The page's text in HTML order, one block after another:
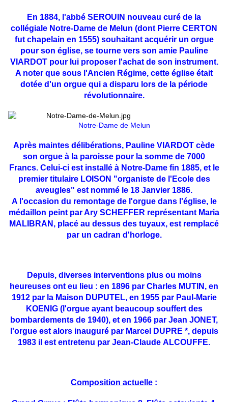
En 1884, l'abbé SEROUIN nouveau curé de la
collégiale Notre-Dame de Melun (dont Pierre CERTON
fut chapelain en 1555) souhaitant acquérir un orgue
pour son église, se tourne vers son amie Pauline
VIARDOT pour lui proposer l'achat de son instrument.
A noter que sous l'Ancien Régime, cette église était
dotée d'un orgue qui a disparu lors de la période
révolutionnaire.
Notre-Dame de Melun
Après maintes délibérations, Pauline VIARDOT cède
son orgue à la paroisse pour la somme de 7000
Francs. Celui-ci est installé à Notre-Dame fin 1885, et le
premier titulaire LOISON "organiste de l'Ecole des
aveugles" est nommé le 18 Janvier 1886.
A l'occasion du remontage de l'orgue dans l'église, le
médaillon peint par Ary SCHEFFER représentant Maria
MALIBRAN, placé au dessus des tuyaux, est remplacé
par un cadran d'horloge.
Depuis, diverses interventions plus ou moins
heureuses ont eu lieu : en 1896 par Charles MUTIN, en
1912 par la Maison DUPUTEL, en 1955 par Paul-Marie
KOENIG (l'orgue ayant beaucoup souffert des
bombardements de 1940), et en 1966 par Jean JONET,
l'orgue est alors inauguré par Marcel
DUPRE *, depuis
1983 il est entretenu par Jean-Claude ALCOUFFE.
Composition actuelle :